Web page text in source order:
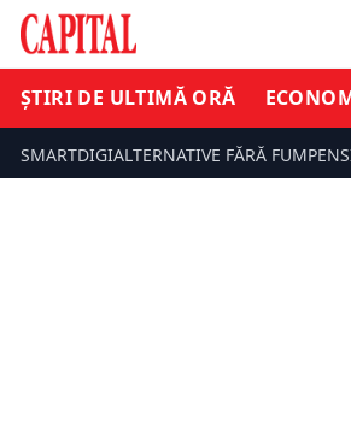
ȘTIRI DE ULTIMĂ ORĂ
SMARTDIGIALTERNATIVE FĂRĂ FUM